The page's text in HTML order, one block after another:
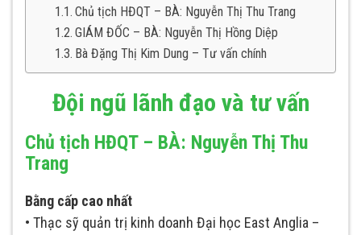
Chủ tịch HĐQT – BÀ: Nguyễn Thị Thu Trang
GIÁM ĐỐC – BÀ: Nguyễn Thị Hồng Diệp
Bà Đặng Thị Kim Dung – Tư vấn chính
Đội ngũ lãnh đạo và tư vấn
Chủ tịch HĐQT – BÀ: Nguyễn Thị Thu
Trang
Bằng cấp cao nhất
• Thạc sỹ quản trị kinh doanh Đại học East Anglia –